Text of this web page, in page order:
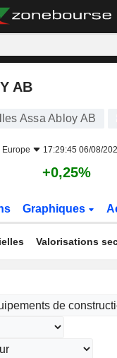
AB
Assa Abloy AB
17:29:45 06/08/
+0,25%
Graphiques
Valorisations